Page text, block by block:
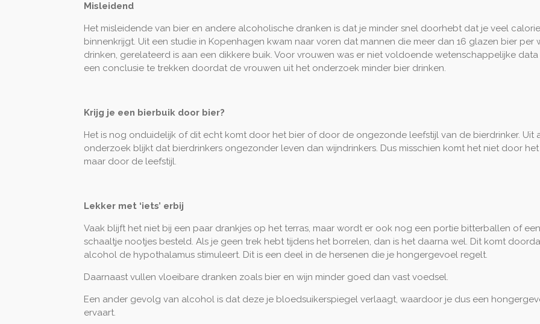
Misleidend
Het misleidende van bier en andere alcoholische dranken is dat je minder snel doorhebt dat je veel
binnenkrijgt. Uit een studie in Kopenhagen kwam naar voren dat mannen die meer dan 16 glazen bier per
drinken, gerelateerd is aan een dikkere buik. Voor vrouwen was er niet voldoende wetenschappelijke
een conclusie te trekken doordat de vrouwen uit het onderzoek minder bier drinken.
Krijg je een bierbuik door bier?
Het is nog onduidelijk of dit echt komt door het bier of door de ongezonde leefstijl van de bierdrinker. Uit
onderzoek blijkt dat bierdrinkers ongezonder leven dan wijndrinkers. Dus misschien komt het niet door het
maar door de leefstijl.
Lekker met ‘iets’ erbij
Vaak blijft het niet bij een paar drankjes op het terras, maar wordt er ook nog een portie bitterballen of een
schaaltje nootjes besteld. Als je geen trek hebt tijdens het borrelen, dan is het daarna wel. Dit komt
alcohol de hypothalamus stimuleert. Dit is een deel in de hersenen die je hongergevoel regelt.
Daarnaast vullen vloeibare dranken zoals bier en wijn minder goed dan vast voedsel.
Een ander gevolg van alcohol is dat deze je bloedsuikerspiegel verlaagt, waardoor je dus een
ervaart.